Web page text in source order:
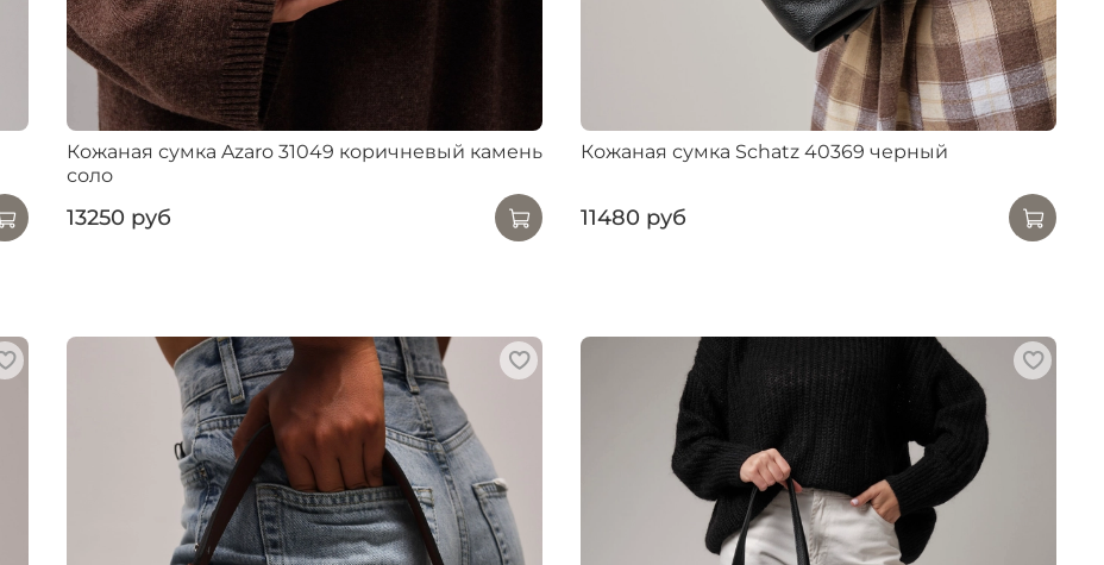
Кожаная сумка Azaro 31049 коричневый камень
соло
13250 руб
Кожаная сумка Schatz 40369 черный
11480 руб